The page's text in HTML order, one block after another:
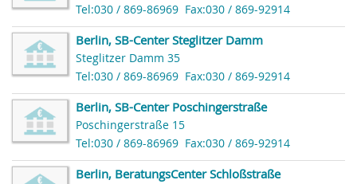
Tel:030 / 869-86969 Fax:030 / 869-92914
Berlin, SB-Center Steglitzer Damm
Steglitzer Damm 35
Tel:030 / 869-86969 Fax:030 / 869-92914
Berlin, SB-Center Poschingerstraße
Poschingerstraße 15
Tel:030 / 869-86969 Fax:030 / 869-92914
Berlin, BeratungsCenter Schloßstraße